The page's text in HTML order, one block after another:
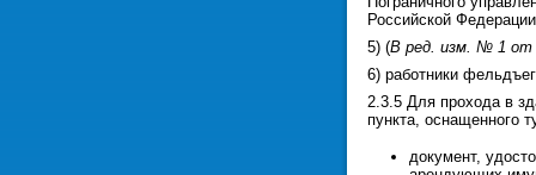
Российской
5) (В ред. изм. № 1 от
6) работники
2.3.5 Для прохода в
пункта, оснащенного
документ,